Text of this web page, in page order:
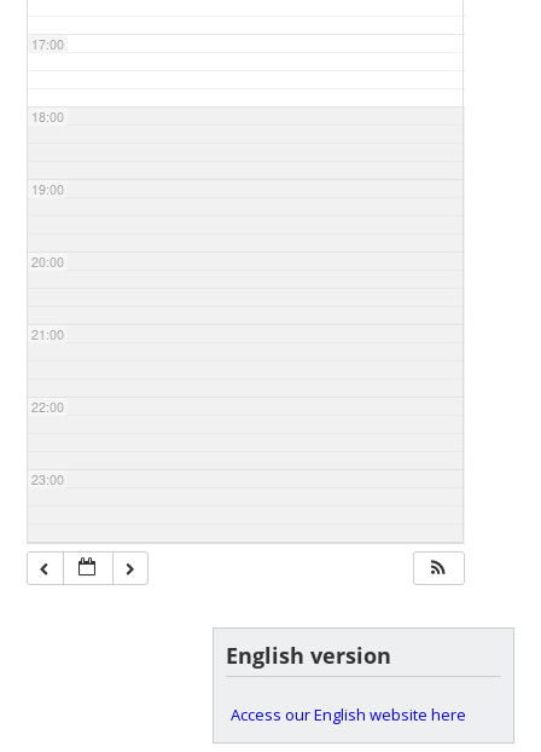
17:00
18:00
19:00
20:00
21:00
22:00
23:00
English version
Access our English website here